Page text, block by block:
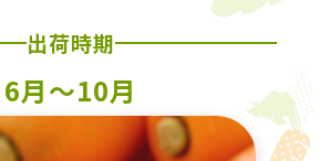
出荷時期
6月〜10月